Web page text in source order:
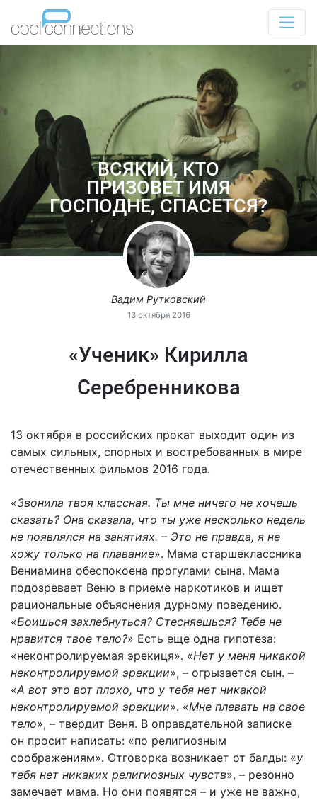
ВСЯКИЙ, КТО
ПРИЗОВЕТ ИМЯ
ГОСПОДНЕ, СПАСЕТСЯ?
Вадим Рутковский
13 октября 2016
«Ученик» Кирилла
Серебренникова
13 октября в российских прокат выходит один из
самых сильных, спорных и востребованных в мире
отечественных фильмов 2016 года.
«Звонила твоя классная. Ты мне ничего не хочешь
сказать? Она сказала, что ты уже несколько недель
не появлялся на занятиях. – Это не правда, я не
хожу только на плавание». Мама старшеклассника
Вениамина обеспокоена прогулами сына. Мама
подозревает Веню в приеме наркотиков и ищет
рациональные объяснения дурному поведению.
«Боишься захлебнуться? Стесняешься? Тебе не
нравится твое тело?» Есть еще одна гипотеза:
«неконтролируемая эрекиця». «Нет у меня никакой
неконтролируемой эрекции», – огрызается сын. –
«А вот это вот плохо, что у тебя нет никакой
неконтролируемой эрекции». «Мне плевать на свое
тело», – твердит Веня. В оправдательной записке
он просит написать: «по религиозным
соображениям». Отговорка возникает от балды: «у
тебя нет никаких религиозных чувств», – резонно
замечает мама. Но они появятся – и уже не важно,